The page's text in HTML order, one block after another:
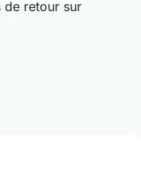
de retour sur